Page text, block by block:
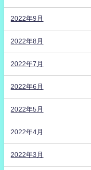
2022年9月
2022年8月
2022年7月
2022年6月
2022年5月
2022年4月
2022年3月